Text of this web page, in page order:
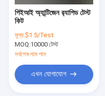
পিইআই অ্যান্টিজেন র‌্যাপিড টেস্ট
কিট
মূল্য:$1.5/Test
MOQ:10000 টেস্ট
সর্বশেষ দাম পান
এখন যোগাযোগ